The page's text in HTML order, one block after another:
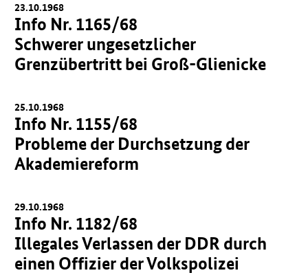
23.10.1968
Info Nr. 1165/68
Schwerer ungesetzlicher
Grenzübertritt bei Groß-Glienicke
25.10.1968
Info Nr. 1155/68
Probleme der Durchsetzung der
Akademiereform
29.10.1968
Info Nr. 1182/68
Illegales Verlassen der DDR durch
einen Offizier der Volkspolizei